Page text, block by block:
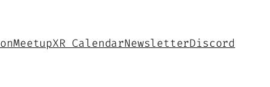
MeetupXR CalendarNewsletterDiscord